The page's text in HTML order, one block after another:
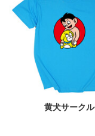
黄犬サークル